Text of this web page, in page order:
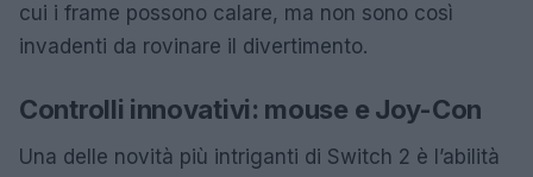
cui i frame possono calare, ma non sono così
invadenti da rovinare il divertimento.
Controlli innovativi: mouse e Joy-Con
Una delle novità più intriganti di Switch 2 è l’abilità